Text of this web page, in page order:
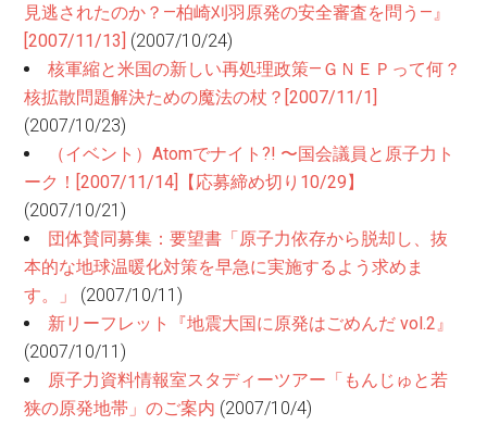
見逃されたのか？—柏崎刈羽原発の安全審査を問う—』
[2007/11/13] (2007/10/24)
核軍縮と米国の新しい再処理政策—ＧＮＥＰって何？
核拡散問題解決ための魔法の杖？[2007/11/1]
(2007/10/23)
（イベント）Atomでナイト?! 〜国会議員と原子力ト
ーク！[2007/11/14]【応募締め切り10/29】
(2007/10/21)
団体賛同募集：要望書「原子力依存から脱却し、抜
本的な地球温暖化対策を早急に実施するよう求めま
す。」
(2007/10/11)
新リーフレット『地震大国に原発はごめんだ vol.2』
(2007/10/11)
原子力資料情報室スタディーツアー「もんじゅと若
狭の原発地帯」のご案内 (2007/10/4)